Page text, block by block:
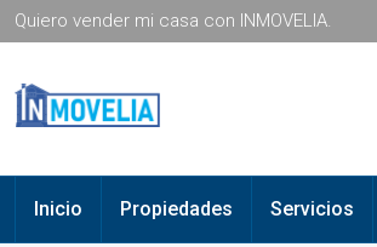
Quiero vender mi casa con INMOVELIA.
Inicio Propiedades Servicios